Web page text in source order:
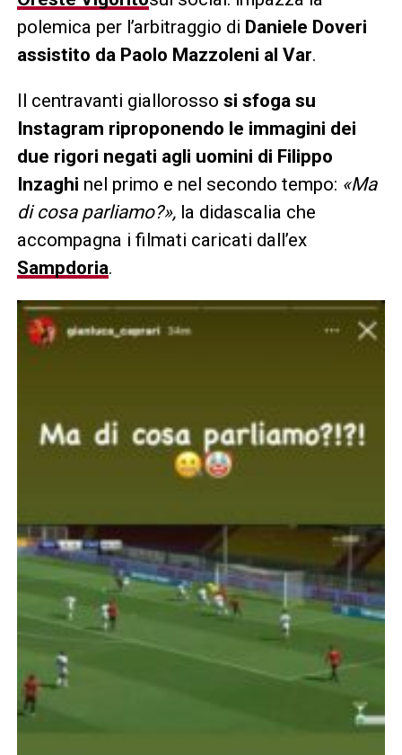
polemica per l’arbitraggio di Daniele Doveri
assistito da Paolo Mazzoleni al Var.
Il centravanti giallorosso si sfoga su
Instagram riproponendo le immagini dei
due rigori negati agli uomini di Filippo
Inzaghi nel primo e nel secondo tempo: «Ma
di cosa parliamo?», la didascalia che
accompagna i filmati caricati dall’ex
Sampdoria.